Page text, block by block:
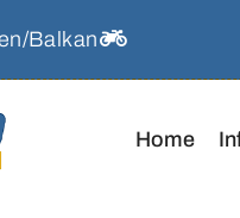
Balkan
Home